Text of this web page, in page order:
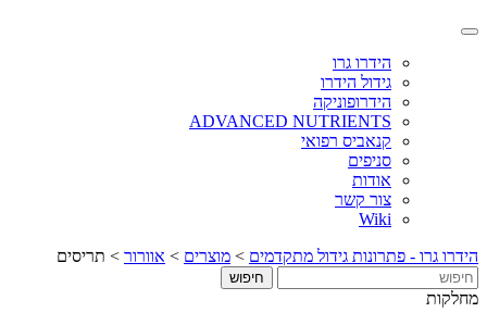
Toggle
הידרו גרו
גידול הידרו
הידרופוניקה
ADVANCED NUTRIENTS
קנאביס רפואי
סניפים
אודות
צור קשר
Wiki
הידרו גרו - פתרונות גידול מתקדמים > מוצרים > אוורור > תריסים
מחלקות